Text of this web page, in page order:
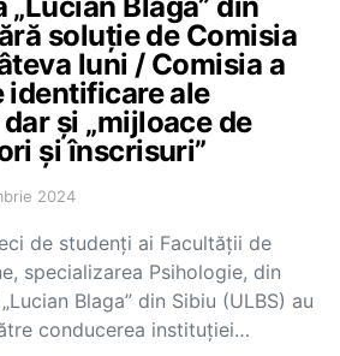
soluție de Comisia
luni / Comisia a
identificare ale
și „mijloace de
și înscrisuri”
2024
de studenți ai Facultății de
specializarea Psihologie, din
Blaga” din Sibiu (ULBS) au
conducerea instituției…